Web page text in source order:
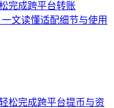
完成跨平台转账
文读懂适配细节与使用
松完成跨平台提币与资